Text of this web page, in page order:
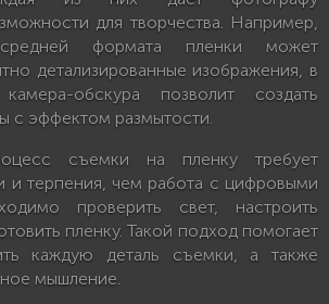
для творчества. Например,
средней формата пленки может
детализированные изображения, в
обскура позволит создать
с эффектом размытости.
съемки на пленку требует
и терпения, чем работа с цифровыми
проверить свет, настроить
пленку. Такой подход помогает
каждую деталь съемки, а также
мышление.